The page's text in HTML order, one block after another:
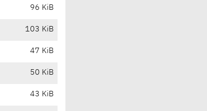
96 KiB
103 KiB
47 KiB
50 KiB
43 KiB